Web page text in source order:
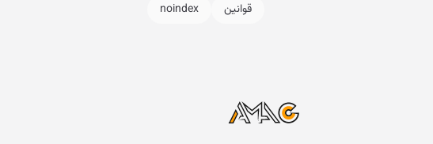
قوانین noindex